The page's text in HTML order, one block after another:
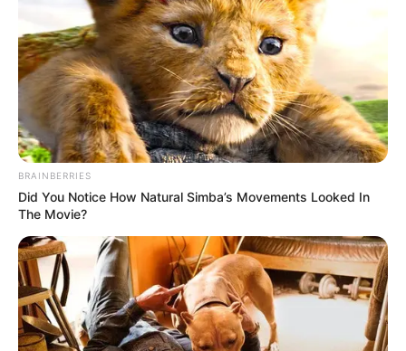
BRAINBERRIES
Did You Notice How Natural Simba’s Movements Looked In
The Movie?